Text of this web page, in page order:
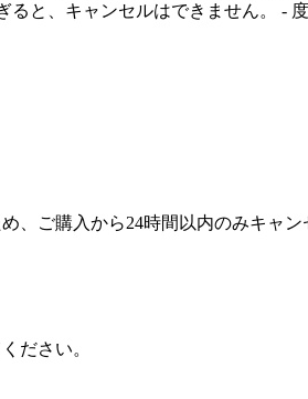
と、キャンセルはできません。
-
、ご購入から24時間以内のみキャ
ださい。